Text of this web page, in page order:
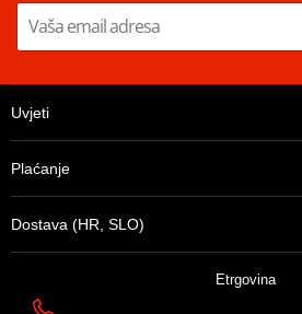
Uvjeti
Plaćanje
Dostava (HR, SLO)
Etrgovina